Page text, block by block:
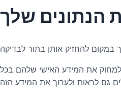
הנתונים שלך
את המידע האישי שלהם בכל